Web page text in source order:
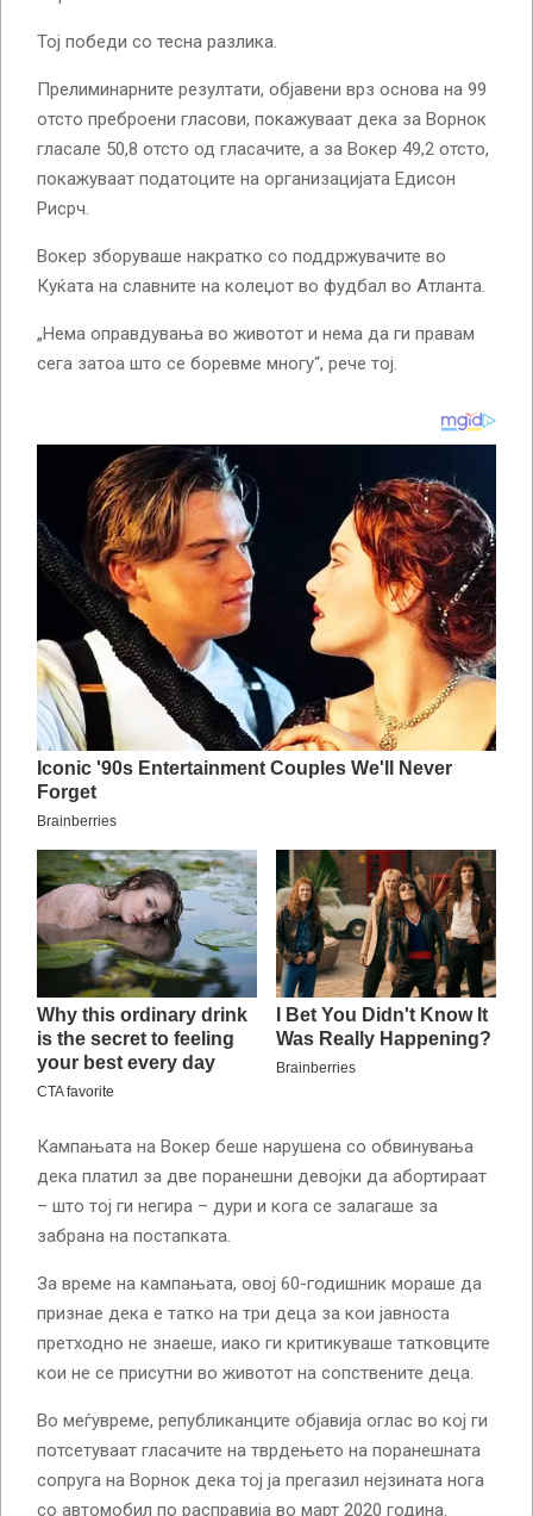
Тој победи со тесна разлика.
Прелиминарните резултати, објавени врз основа на 99
отсто преброени гласови, покажуваат дека за Ворнок
гласале 50,8 отсто од гласачите, а за Вокер 49,2 отсто,
покажуваат податоците на организацијата Едисон
Рисрч.
Вокер зборуваше накратко со поддржувачите во
Куќата на славните на колеџот во фудбал во Атланта.
„Нема оправдувања во животот и нема да ги правам
сега затоа што се боревме многу“, рече тој.
Кампањата на Вокер беше нарушена со обвинувања
дека платил за две поранешни девојки да абортираат
– што тој ги негира – дури и кога се залагаше за
забрана на постапката.
За време на кампањата, овој 60-годишник мораше да
признае дека е татко на три деца за кои јавноста
претходно не знаеше, иако ги критикуваше татковците
кои не се присутни во животот на сопствените деца.
Во меѓувреме, републиканците објавија оглас во кој ги
потсетуваат гласачите на тврдењето на поранешната
сопруга на Ворнок дека тој ја прегазил нејзината нога
со автомобил по расправија во март 2020 година.